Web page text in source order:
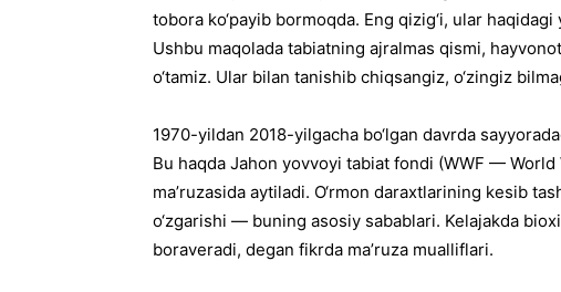
tobora ko‘payib bormoqda. Eng qizig‘i, ular
Ushbu maqolada tabiatning ajralmas qismi,
o‘tamiz. Ular bilan tanishib chiqsangiz, o‘zingiz
1970-yildan 2018-yilgacha bo‘lgan davrda
Bu haqda Jahon yovvoyi tabiat fondi (WWF —
ma’ruzasida aytiladi. O‘rmon daraxtlarining kesib
o‘zgarishi — buning asosiy sabablari. Kelajakda
boraveradi, degan fikrda ma’ruza mualliflari.